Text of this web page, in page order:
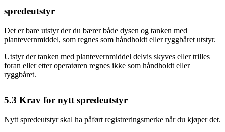
spredeutstyr
Det er bare utstyr der du bærer både dysen og tanken med
plantevernmiddel, som regnes som håndholdt eller ryggbåret utstyr.
Utstyr der tanken med plantevernmiddel delvis skyves eller trilles
foran eller etter operatøren regnes ikke som håndholdt eller
ryggbåret.
5.3 Krav for nytt spredeutstyr
Nytt spredeutstyr skal ha påført registreringsmerke når du kjøper det.